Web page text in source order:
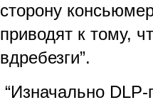
сторону
приводят к тому,
вдребезги”.
“Изначально